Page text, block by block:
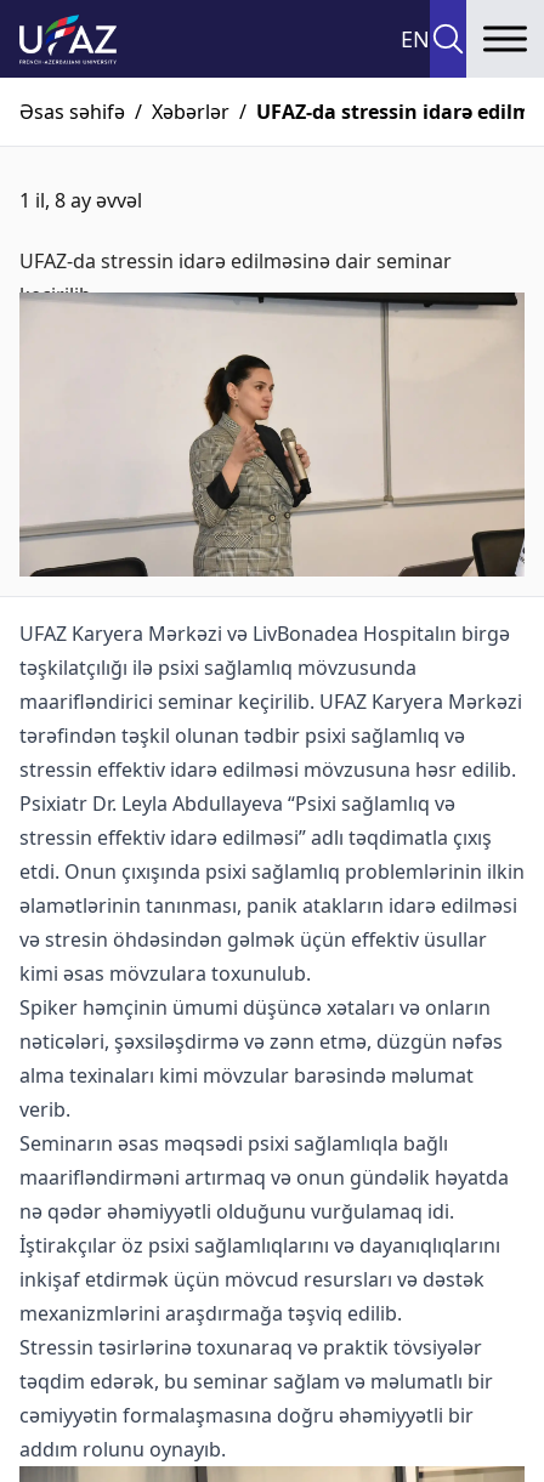
EN
Əsas səhifə / Xəbərlər / UFAZ-da stressin idarə
1 il, 8 ay əvvəl
UFAZ-da stressin idarə edilməsinə dair seminar
keçirilib
UFAZ Karyera Mərkəzi və LivBonadea Hospitalın birgə
təşkilatçılığı ilə psixi sağlamlıq mövzusunda
maarifləndirici seminar keçirilib. UFAZ Karyera Mərkəzi
tərəfindən təşkil olunan tədbir psixi sağlamlıq və
stressin effektiv idarə edilməsi mövzusuna həsr edilib.
Psixiatr Dr. Leyla Abdullayeva “Psixi sağlamlıq və
stressin effektiv idarə edilməsi” adlı təqdimatla çıxış
etdi. Onun çıxışında psixi sağlamlıq problemlərinin ilkin
əlamətlərinin tanınması, panik atakların idarə edilməsi
və stresin öhdəsindən gəlmək üçün effektiv üsullar
kimi əsas mövzulara toxunulub.
Spiker həmçinin ümumi düşüncə xətaları və onların
nəticələri, şəxsiləşdirmə və zənn etmə, düzgün nəfəs
alma texinaları kimi mövzular barəsində məlumat
verib.
Seminarın əsas məqsədi psixi sağlamlıqla bağlı
maarifləndirməni artırmaq və onun gündəlik həyatda
nə qədər əhəmiyyətli olduğunu vurğulamaq idi.
İştirakçılar öz psixi sağlamlıqlarını və dayanıqlıqlarını
inkişaf etdirmək üçün mövcud resursları və dəstək
mexanizmlərini araşdırmağa təşviq edilib.
Stressin təsirlərinə toxunaraq və praktik tövsiyələr
təqdim edərək, bu seminar sağlam və məlumatlı bir
cəmiyyətin formalaşmasına doğru əhəmiyyətli bir
addım rolunu oynayıb.